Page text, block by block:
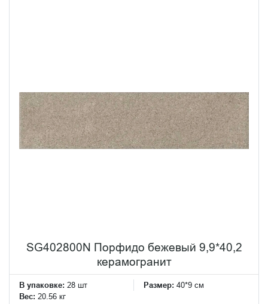
SG402800N Порфидо бежевый 9,9*40,2
керамогранит
В упаковке: 28 шт Размер: 40*9 см
Вес: 20.56 кг